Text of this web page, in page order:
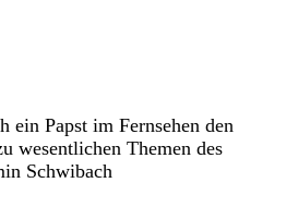
ein Papst im Fernsehen den
wesentlichen Themen des
Schwibach